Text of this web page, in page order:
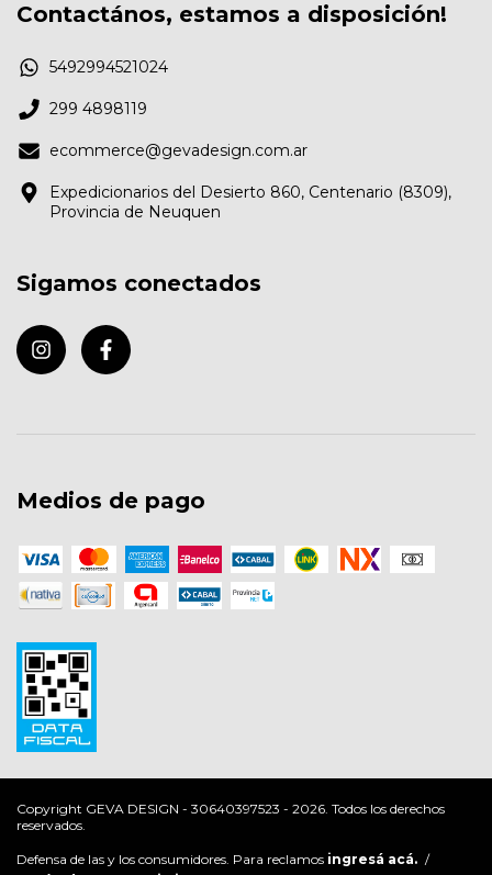
Contactános, estamos a disposición!
5492994521024
299 4898119
ecommerce@gevadesign.com.ar
Expedicionarios del Desierto 860, Centenario (8309),
Provincia de Neuquen
Sigamos conectados
Medios de pago
Copyright GEVA DESIGN - 30640397523 - 2026. Todos los derechos
reservados.
Defensa de las y los consumidores. Para reclamos ingresá acá. /